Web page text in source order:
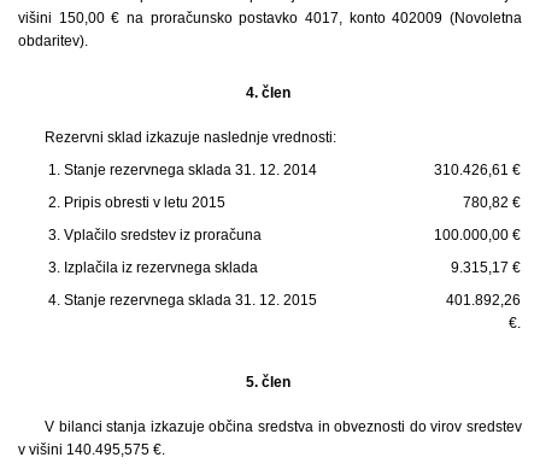
višini 150,00 € na proračunsko postavko 4017, konto 402009 (Novoletna
obdaritev).
4. člen
Rezervni sklad izkazuje naslednje vrednosti:
1. Stanje rezervnega sklada 31. 12. 2014
310.426,61 €
2. Pripis obresti v letu 2015
780,82 €
3. Vplačilo sredstev iz proračuna
100.000,00 €
3. Izplačila iz rezervnega sklada
9.315,17 €
4. Stanje rezervnega sklada 31. 12. 2015
401.892,26
€.
5. člen
V bilanci stanja izkazuje občina sredstva in obveznosti do virov sredstev
v višini 140.495,575 €.